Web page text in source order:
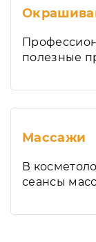
полезные
Массажи
В
сеансы